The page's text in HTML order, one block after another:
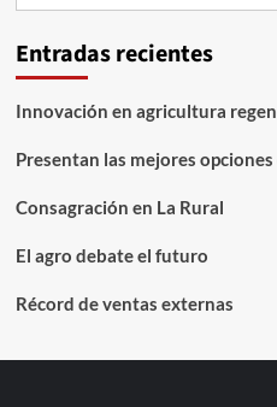
Entradas recientes
Innovación en agricultura
Presentan las mejores
Consagración en La Rural
El agro debate el futuro
Récord de ventas externas